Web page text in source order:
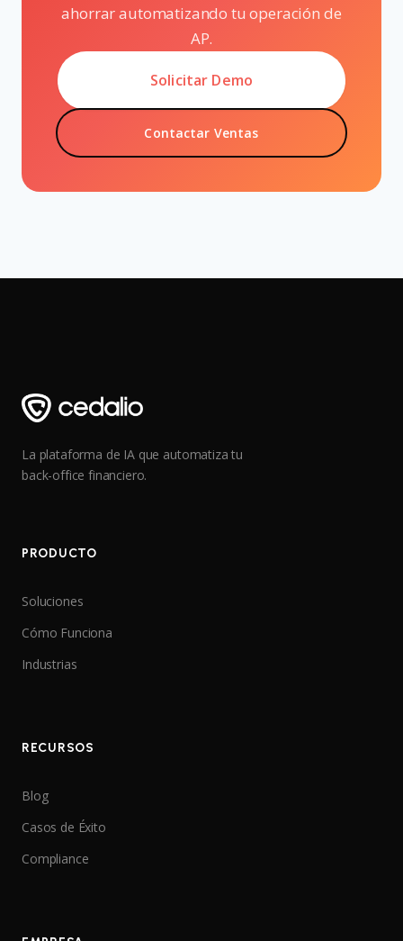
ahorrar automatizando tu operación de
AP.
Solicitar Demo
Contactar Ventas
La plataforma de IA que automatiza tu
back-office financiero.
PRODUCTO
Soluciones
Cómo Funciona
Industrias
RECURSOS
Blog
Casos de Éxito
Compliance